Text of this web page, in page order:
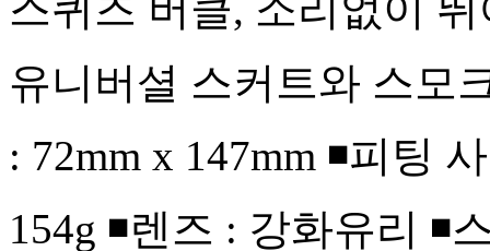
유니버셜 스커트와 스모
: 72mm x 147mm ◾피팅
154g ◾렌즈 : 강화유리